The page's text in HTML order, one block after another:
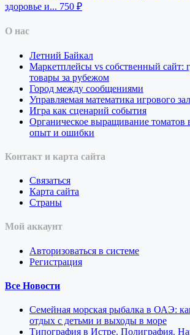
здоровье и... 750 ₽
О нас
Летний Байкал
Маркетплейсы vs собственный сайт:
товары за рубежом
Город между сообщениями
Управляемая математика игрового
Игра как сценарий события
Органическое выращивание томатов
опыт и ошибки
Контакт и карта сайта
Связаться
Карта сайта
Страны
Мой аккаунт
Авторизоваться в системе
Регистрация
Все Новости
Семейная морская рыбалка в ОАЭ:
отдых с детьми и выходы в море
Типография в Истре. Полиграфия.